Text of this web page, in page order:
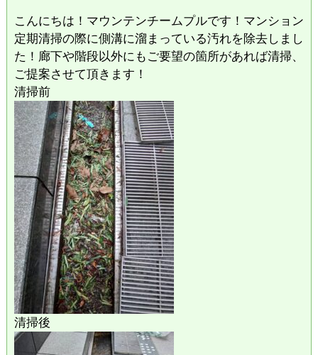
こんにちは！マウンテンチームプルです！マンション
定期清掃の際に側溝に溜まっている汚れを除去しまし
た！廊下や階段以外にもご要望の箇所があれば清掃、
ご提案させて頂きます！
清掃前
清掃後